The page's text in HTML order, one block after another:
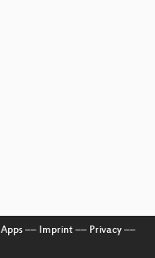
Apps–– Imprint–– Privacy––